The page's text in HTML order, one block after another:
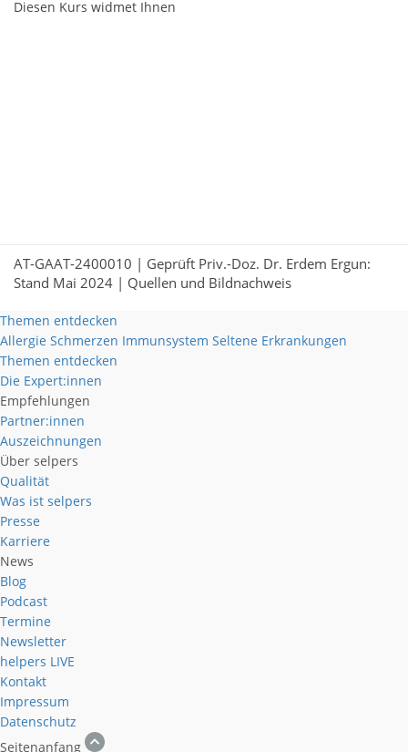
Diesen Kurs widmet Ihnen
AT-GAAT-2400010 | Geprüft Priv.-Doz. Dr. Erdem Ergun:
Stand Mai 2024 | Quellen und Bildnachweis
Themen entdecken
Allergie Schmerzen Immunsystem Seltene Erkrankungen
Themen entdecken
Die Expert:innen
Empfehlungen
Partner:innen
Auszeichnungen
Über selpers
Qualität
Was ist selpers
Presse
Karriere
News
Blog
Podcast
Termine
Newsletter
helpers LIVE
Kontakt
Impressum
Datenschutz
Seitenanfang